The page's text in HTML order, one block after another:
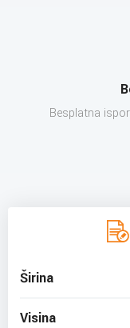
Besplatna
Širina
Visina